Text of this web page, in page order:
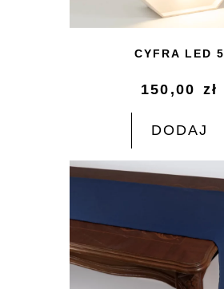
CYFRA LED 5
150,00 zł
DODAJ